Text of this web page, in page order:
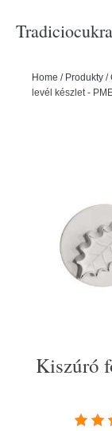
Home / Produkty /
levél készlet -
Kiszúró